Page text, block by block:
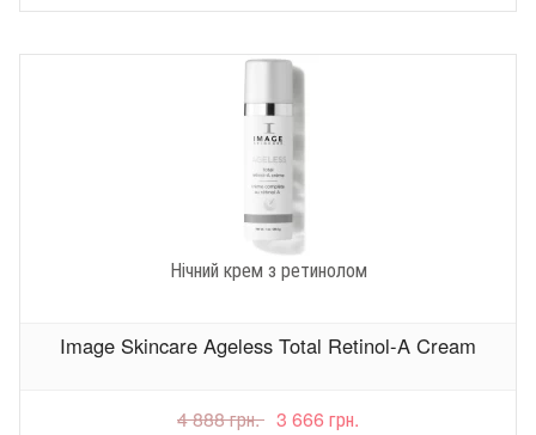
Нічний крем з ретинолом
Image Skincare Ageless Total Retinol-A Cream
4 888 грн. 3 666 грн.